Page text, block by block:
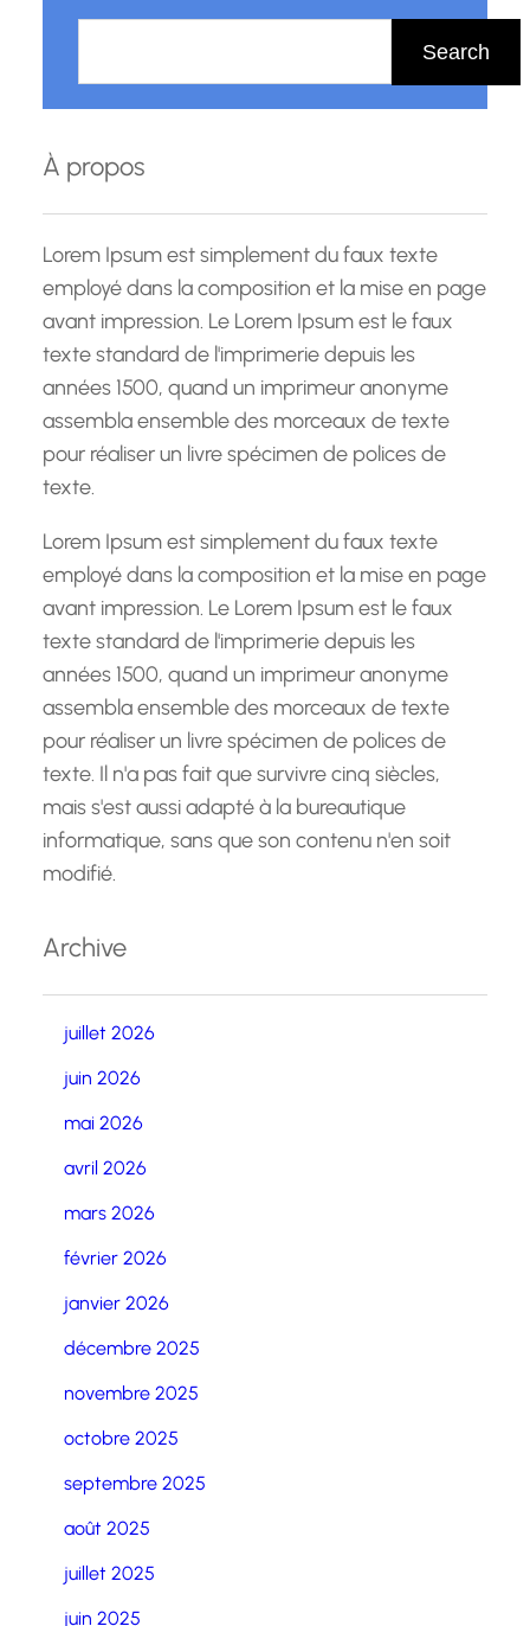
h
r
c
h
Search
À propos
Lorem Ipsum est simplement du faux texte
employé dans la composition et la mise en page
avant impression. Le Lorem Ipsum est le faux
texte standard de l'imprimerie depuis les
années 1500, quand un imprimeur anonyme
assembla ensemble des morceaux de texte
pour réaliser un livre spécimen de polices de
texte.
Lorem Ipsum est simplement du faux texte
employé dans la composition et la mise en page
avant impression. Le Lorem Ipsum est le faux
texte standard de l'imprimerie depuis les
années 1500, quand un imprimeur anonyme
assembla ensemble des morceaux de texte
pour réaliser un livre spécimen de polices de
texte. Il n'a pas fait que survivre cinq siècles,
mais s'est aussi adapté à la bureautique
informatique, sans que son contenu n'en soit
modifié.
Archive
juillet 2026
juin 2026
mai 2026
avril 2026
mars 2026
février 2026
janvier 2026
décembre 2025
novembre 2025
octobre 2025
septembre 2025
août 2025
juillet 2025
juin 2025